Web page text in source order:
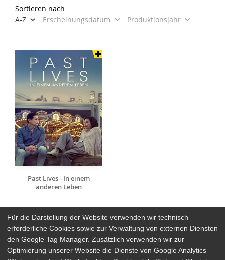
Sortieren nach
A-Z
Erscheinungsdatum Produktionsjahr
Past Lives - In einem
anderen Leben
Arthaus Stores
Für die Darstellung der Website verwenden wir technisch
erforderliche Cookies sowie zur Verwaltung von externen Diensten
den Google Tag Manager. Zusätzlich verwenden wir zur
Optimierung unserer Website die Dienste von Google Analytics